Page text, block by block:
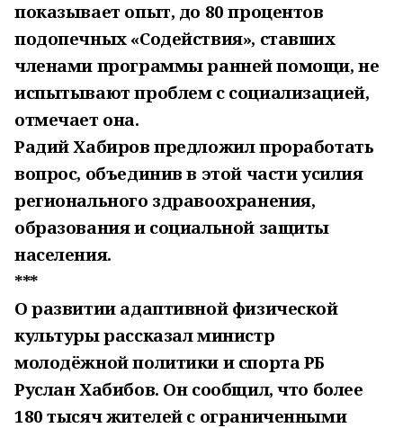
показывает опыт, до 80 процентов
подопечных «Содействия», ставших
членами программы ранней помощи, не
испытывают проблем с социализацией,
отмечает она.
Радий Хабиров предложил проработать
вопрос, объединив в этой части усилия
регионального здравоохранения,
образования и социальной защиты
населения.
***
О развитии адаптивной физической
культуры рассказал министр
молодёжной политики и спорта РБ
Руслан Хабибов. Он сообщил, что более
180 тысяч жителей с ограниченными